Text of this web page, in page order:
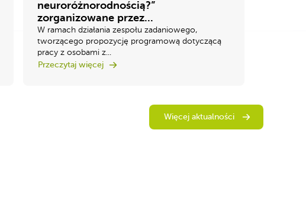
neuroróżnorodnością?”
zorganizowane przez...
W ramach działania zespołu zadaniowego,
tworzącego propozycję programową dotyczącą
pracy z osobami z...
Przeczytaj więcej
Więcej aktualności